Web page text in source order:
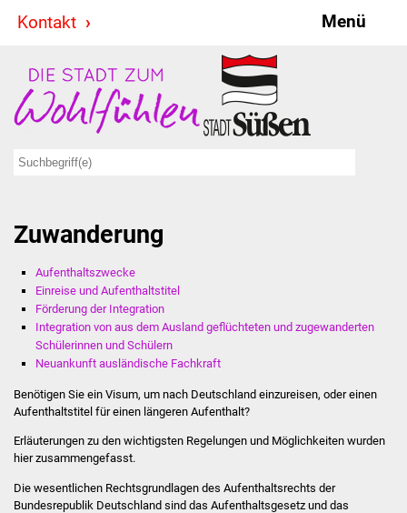
Kontakt Menü
Stadt & Politik
Bürgermeister
Jugendbeirat
Summerrockfestival
Hallenbadparty
Stadtverwaltung
Ansprechpartner
Zuwanderung
Aufenthaltszwecke
Einreise und Aufenthaltstitel
Förderung der Integration
Integration von aus dem Ausland geflüchteten und zugewanderten
Schülerinnen und Schülern
Neuankunft ausländische Fachkraft
Benötigen Sie ein Visum, um nach Deutschland einzureisen, oder einen
Aufenthaltstitel für einen längeren Aufenthalt?
Erläuterungen zu den wichtigsten Regelungen und Möglichkeiten wurden
hier zusammengefasst.
Die wesentlichen Rechtsgrundlagen des Aufenthaltsrechts der
Bundesrepublik Deutschland sind das Aufenthaltsgesetz und das